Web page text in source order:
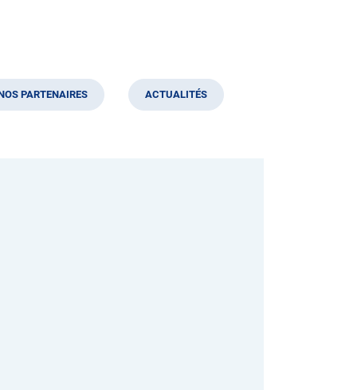
PARTENAIRES ACTUALITÉS